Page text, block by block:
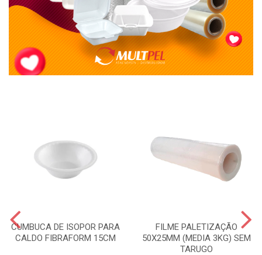
CUMBUCA DE ISOPOR PARA
CALDO FIBRAFORM 15CM
FILME PALETIZAÇÃO
50X25MM (MEDIA 3KG) SEM
TARUGO